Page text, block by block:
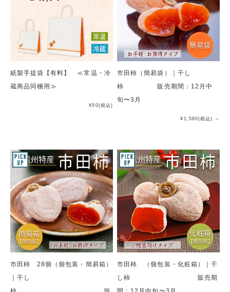
紙製手提袋【有料】 ≪常温・冷
蔵商品同梱用≫
¥50(税込)
市田柿（簡易袋）｜干し
柿 販売期間：12月中
旬〜3月
¥1,580(税込) ～
市田柿 28個（個包装・簡易箱）
｜干し
市田柿 （個包装・化粧箱）｜干
し柿 販売期